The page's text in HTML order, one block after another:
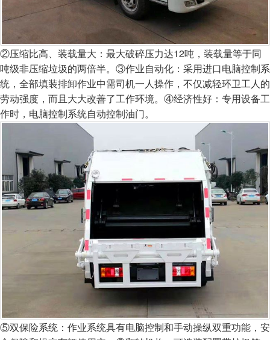
②压缩比高、装载量大：最大破碎压力达12吨，装载量等于同
吨级非压缩垃圾的两倍半。 ③作业自动化：采用进口电脑控制系
统，全部填装排卸作业中需司机一人操作，不仅减轻环卫工人的
劳动强度，而且大大改善了工作环境。 ④经济性好：专用设备工
作时，电脑控制系统自动控制油门。
⑤双保险系统：作业系统具有电脑控制和手动操纵双重功能，安